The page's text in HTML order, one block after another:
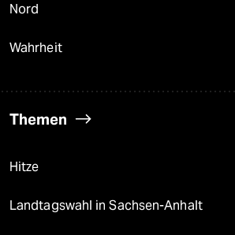
Nord
Wahrheit
Themen
Hitze
Landtagswahl in Sachsen-Anhalt